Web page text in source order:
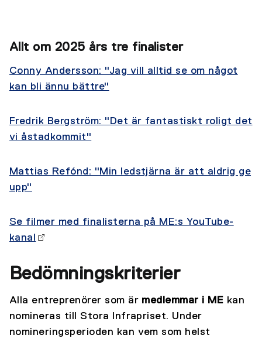
Allt om 2025 års tre finalister
Conny Andersson: "Jag vill alltid se om något
kan bli ännu bättre"
Fredrik Bergström: "Det är fantastiskt roligt det
vi åstadkommit"
Mattias Refónd: "Min ledstjärna är att aldrig ge
upp"
Se filmer med finalisterna på ME:s YouTube-
kanal
Bedömningskriterier
Alla entreprenörer som är medlemmar i ME kan
nomineras till Stora Infrapriset. Under
nomineringsperioden kan vem som helst